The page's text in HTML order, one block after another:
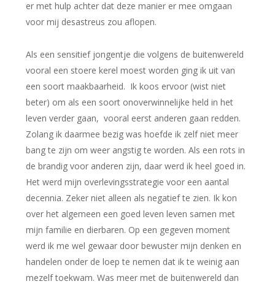
er met hulp achter dat deze manier er mee omgaan
voor mij desastreus zou aflopen.
Als een sensitief jongentje die volgens de buitenwereld
vooral een stoere kerel moest worden ging ik uit van
een soort maakbaarheid. Ik koos ervoor (wist niet
beter) om als een soort onoverwinnelijke held in het
leven verder gaan, vooral eerst anderen gaan redden.
Zolang ik daarmee bezig was hoefde ik zelf niet meer
bang te zijn om weer angstig te worden. Als een rots in
de brandig voor anderen zijn, daar werd ik heel goed in.
Het werd mijn overlevingsstrategie voor een aantal
decennia. Zeker niet alleen als negatief te zien. Ik kon
over het algemeen een goed leven leven samen met
mijn familie en dierbaren. Op een gegeven moment
werd ik me wel gewaar door bewuster mijn denken en
handelen onder de loep te nemen dat ik te weinig aan
mezelf toekwam. Was meer met de buitenwereld dan